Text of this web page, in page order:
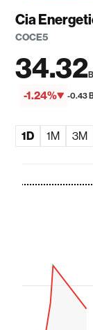
Cia
COCE5
34.32
-1.24% -0.43
1D 1M 3M